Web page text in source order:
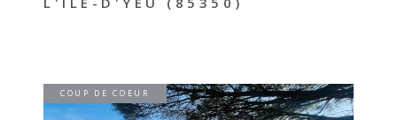
COUP DE COEUR